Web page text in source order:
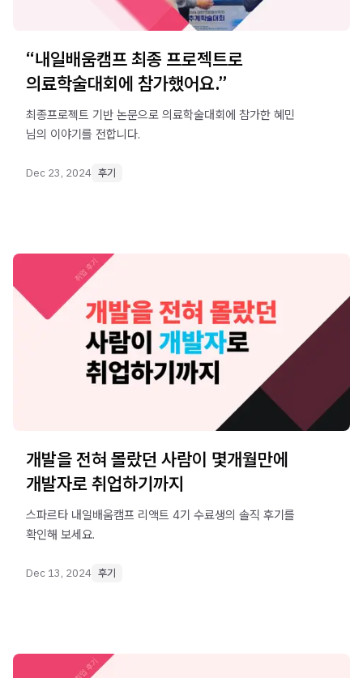
“내일배움캠프 최종 프로젝트로
의료학술대회에 참가했어요.”
최종프로젝트 기반 논문으로 의료학술대회에 참가한 혜민
님의 이야기를 전합니다.
Dec 23, 2024 후기
개발을 전혀 몰랐던 사람이 몇개월만에
개발자로 취업하기까지
스파르타 내일배움캠프 리액트 4기 수료생의 솔직 후기를
확인해 보세요.
Dec 13, 2024 후기